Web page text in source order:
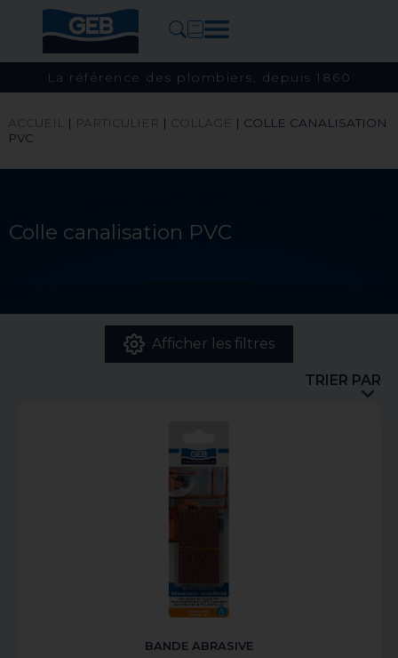
La référence des plombiers, depuis 1860
ACCUEIL | PARTICULIER | COLLAGE | COLLE CANALISATION
PVC
Colle canalisation PVC
Afficher les filtres
TRIER PAR
BANDE ABRASIVE